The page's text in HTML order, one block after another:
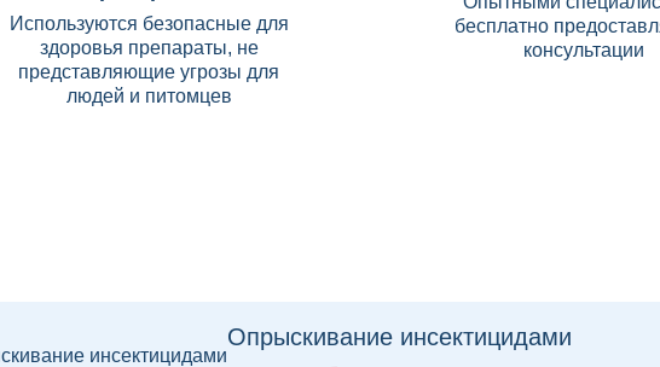
Используются безопасные для
здоровья препараты, не
представляющие угрозы для
людей и питомцев
бесплатно
консультации
Опрыскивание инсектицидами